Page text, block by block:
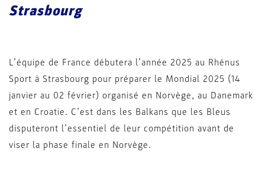
Strasbourg
L’équipe de France débutera l’année 2025 au Rhénus
Sport à Strasbourg pour préparer le Mondial 2025 (14
janvier au 02 février) organisé en Norvège, au Danemark
et en Croatie. C’est dans les Balkans que les Bleus
disputeront l’essentiel de leur compétition avant de
viser la phase finale en Norvège.